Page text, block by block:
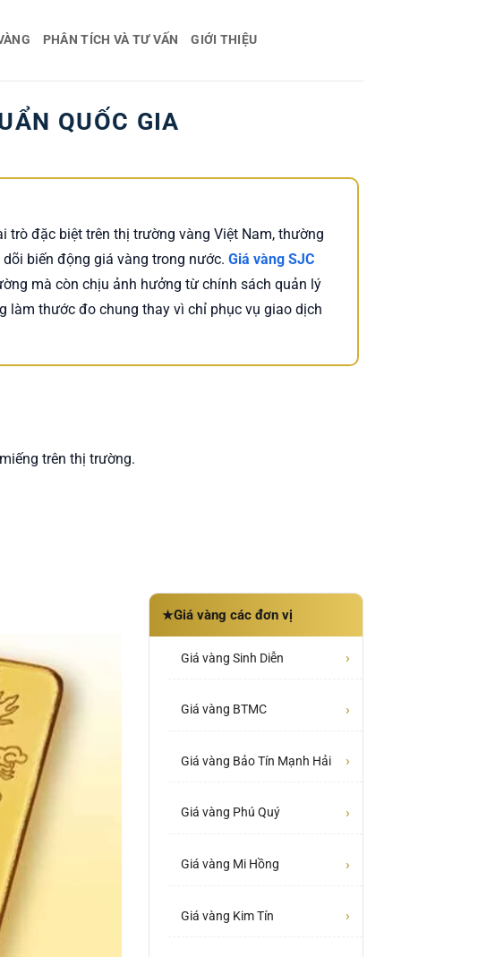
PHÂN TÍCH VÀ TƯ VẤN GIỚI THIỆU
QUỐC GIA
trò đặc biệt trên thị trường vàng Việt Nam, thường
biến động giá vàng trong nước.Giá vàng SJC
mà còn chịu ảnh hưởng từ chính sách quản lý
làm thước đo chung thay vì chỉ phục vụ giao dịch
trên thị trường.
★Giá vàng các đơn vị
Giá vàng Sinh Diễn ›
Giá vàng BTMC ›
Giá vàng Bảo Tín Mạnh Hải ›
Giá vàng Phú Quý ›
Giá vàng Mi Hồng ›
Giá vàng Kim Tín ›